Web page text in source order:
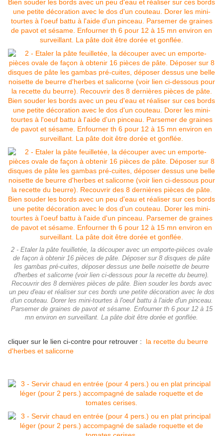
2 - Etaler la pâte feuilletée, la découper avec un emporte-pièces ovale
de façon à obtenir 16 pièces de pâte. Déposer sur 8 disques de pâte
les gambas pré-cuites, déposer dessus une belle noisette de beurre
d'herbes et salicorne (voir lien ci-dessous pour la recette du beurre).
Recouvrir des 8 dernières pièces de pâte. Bien souder les bords avec
un peu d'eau et réaliser sur ces bords une petite décoration avec le dos
d'un couteau. Dorer les mini-tourtes à l'oeuf battu à l'aide d'un pinceau.
Parsemer de graines de pavot et sésame. Enfourner th 6 pour 12 à 15
mn environ en surveillant. La pâte doit être dorée et gonflée.
cliquer sur le lien ci-contre pour retrouver : la recette du beurre
d'herbes et salicorne